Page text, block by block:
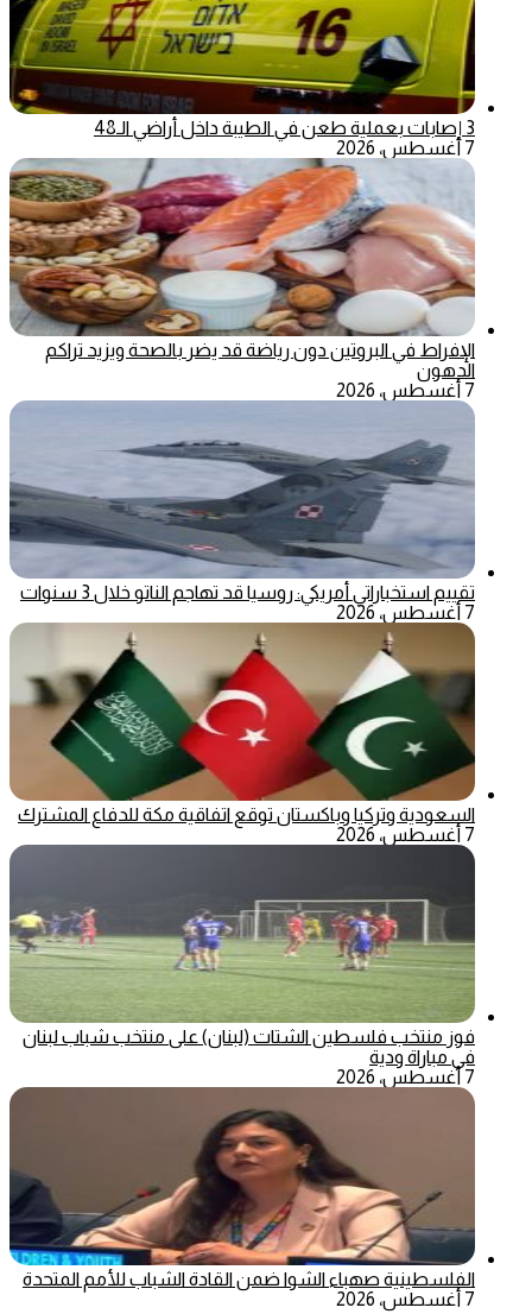
3 إصابات بعملية طعن في الطيبة داخل أراضي الـ48
7 أغسطس، 2026
الإفراط في البروتين دون رياضة قد يضر بالصحة ويزيد تراكم
الدهون
7 أغسطس، 2026
تقييم استخباراتي أمريكي: روسيا قد تهاجم الناتو خلال 3 سنوات
7 أغسطس، 2026
السعودية وتركيا وباكستان توقع اتفاقية مكة للدفاع المشترك
7 أغسطس، 2026
فوز منتخب فلسطين الشتات (لبنان) على منتخب شباب لبنان
في مباراة ودية
7 أغسطس، 2026
الفلسطينية صهباء الشوا ضمن القادة الشباب للأمم المتحدة
7 أغسطس، 2026